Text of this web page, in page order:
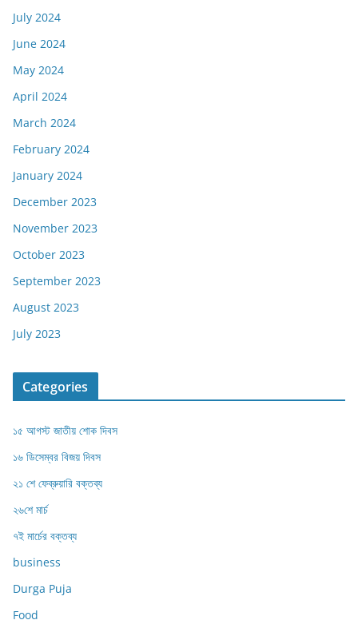
July 2024
June 2024
May 2024
April 2024
March 2024
February 2024
January 2024
December 2023
November 2023
October 2023
September 2023
August 2023
July 2023
Categories
১৫ আগস্ট জাতীয় শোক দিবস
১৬ ডিসেম্বর বিজয় দিবস
২১ শে ফেব্রুয়ারি বক্তব্য
২৬শে মার্চ
৭ই মার্চের বক্তব্য
business
Durga Puja
Food